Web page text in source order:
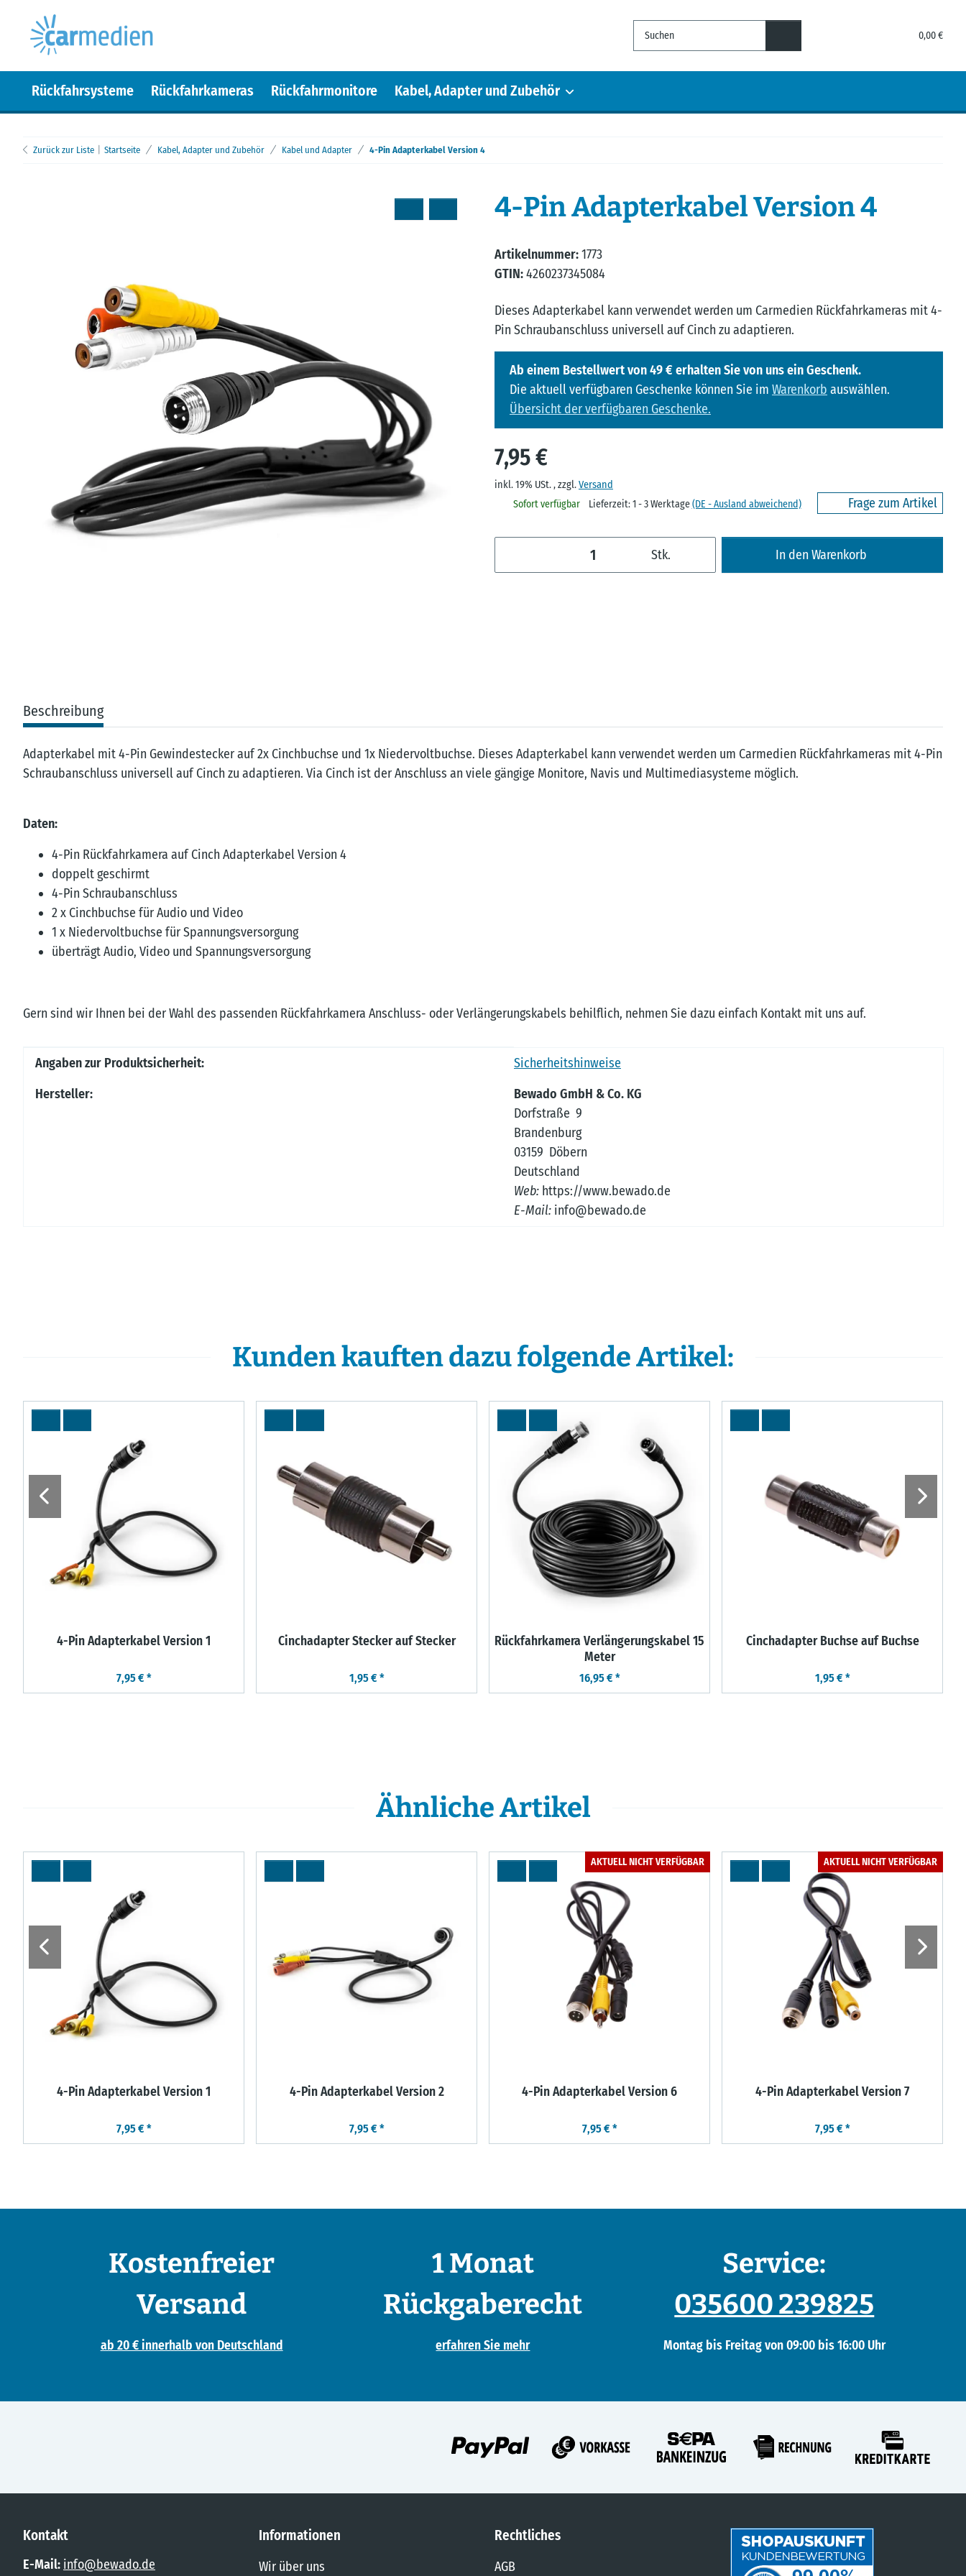
0,00 €
Rückfahrsysteme Rückfahrkameras Rückfahrmonitore Kabel, Adapter und Zubehör
Zurück zur Liste Startseite Kabel, Adapter und Zubehör Kabel und Adapter 4-Pin Adapterkabel Version 4
4-Pin Adapterkabel Version 4
Artikelnummer:1773
GTIN:4260237345084
Dieses Adapterkabel kann verwendet werden um Carmedien Rückfahrkameras mit 4-
Pin Schraubanschluss universell auf Cinch zu adaptieren.
Ab einem Bestellwert von 49 € erhalten Sie von uns ein Geschenk.
Die aktuell verfügbaren Geschenke können Sie im Warenkorb auswählen.
Übersicht der verfügbaren Geschenke.
7,95 €
inkl. 19% USt. , zzgl.Versand
Sofort verfügbar
Lieferzeit:1 - 3 Werktage(DE - Ausland abweichend) Frage zum Artikel
Stk. In den Warenkorb
Beschreibung
Adapterkabel mit 4-Pin Gewindestecker auf 2x Cinchbuchse und 1x Niedervoltbuchse. Dieses Adapterkabel kann verwendet werden um Carmedien Rückfahrkameras mit 4-Pin
Schraubanschluss universell auf Cinch zu adaptieren. Via Cinch ist der Anschluss an viele gängige Monitore, Navis und Multimediasysteme möglich.
Daten:
4-Pin Rückfahrkamera auf Cinch Adapterkabel Version 4
doppelt geschirmt
4-Pin Schraubanschluss
2 x Cinchbuchse für Audio und Video
1 x Niedervoltbuchse für Spannungsversorgung
überträgt Audio, Video und Spannungsversorgung
Gern sind wir Ihnen bei der Wahl des passenden Rückfahrkamera Anschluss- oder Verlängerungskabels behilflich, nehmen Sie dazu einfach Kontakt mit uns auf.
Produkteigenschaft
Wert
Angaben zur Produktsicherheit:
Sicherheitshinweise
Hersteller:
Bewado GmbH & Co. KG
Dorfstraße 9
Brandenburg
03159 Döbern
Deutschland
Web: https://www.bewado.de
E-Mail: info@bewado.de
Kunden kauften dazu folgende Artikel:
4-Pin Adapterkabel Version 1
7,95 € *
Cinchadapter Stecker auf Stecker
1,95 € *
Rückfahrkamera Verlängerungskabel 15
Meter
16,95 € *
Cinchadapter Buchse auf Buchse
1,95 € *
Ähnliche Artikel
4-Pin Adapterkabel Version 1
7,95 € *
4-Pin Adapterkabel Version 2
7,95 € *
AKTUELL NICHT VERFÜGBAR
4-Pin Adapterkabel Version 6
7,95 € *
AKTUELL NICHT VERFÜGBAR
4-Pin Adapterkabel Version 7
7,95 € *
Kostenfreier
Versand
ab 20 € innerhalb von Deutschland
1 Monat
Rückgaberecht
erfahren Sie mehr
Service:
035600 239825
Montag bis Freitag von 09:00 bis 16:00 Uhr
Kontakt
E-Mail: info@bewado.de
Informationen
Wir über uns
Rechtliches
AGB